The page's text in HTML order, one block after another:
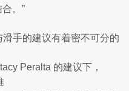
。”
手的建议有着密不可分的
Peralta 的建议下，